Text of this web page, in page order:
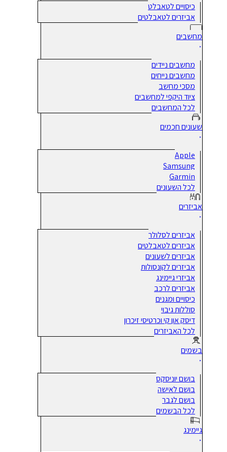
כיסויים לטאבלט
אביזרים לטאבלטים
מחשבים
מחשבים ניידים
מחשבים נייחים
מסכי מחשב
ציוד היקפי למחשבים
לכל המחשבים
שעונים חכמים
Apple
Samsung
Garmin
לכל השעונים
אביזרים
אביזרים לסלולר
אביזרים לטאבלטים
אביזרים לשעונים
אביזרים לקונסולות
אביזרי גיימינג
אביזרים לרכב
כיסויים ומגנים
סוללות גיבוי
דיסק און קי וכרטיסי זיכרון
לכל האביזרים
בשמים
בושם יוניסקס
בושם לאישה
בושם לגבר
לכל הבשמים
גיימינג